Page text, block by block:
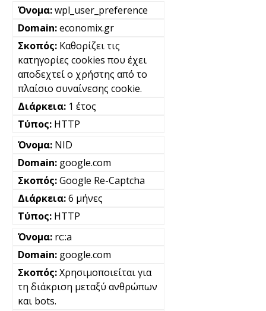
wpl_user_preference
economix.gr
Καθορίζει τις
κατηγορίες cookies που έχει
αποδεχτεί ο χρήστης από το
πλαίσιο συναίνεσης cookie.
1 έτος
HTTP
NID
google.com
Google Re-Captcha
6 μήνες
HTTP
rc::a
google.com
Χρησιμοποιείται για
τη διάκριση μεταξύ ανθρώπων
και bots.